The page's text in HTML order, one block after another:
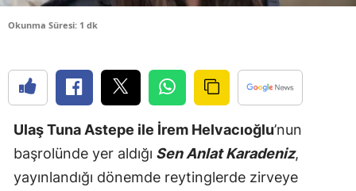
Elazığ
Erzurum
Eskişehir
Okunma Süresi: 1 dk
Ulaş Tuna Astepe ile İrem Helvacıoğlu’nun
başrolünde yer aldığı Sen Anlat Karadeniz,
yayınlandığı dönemde reytinglerde zirveye